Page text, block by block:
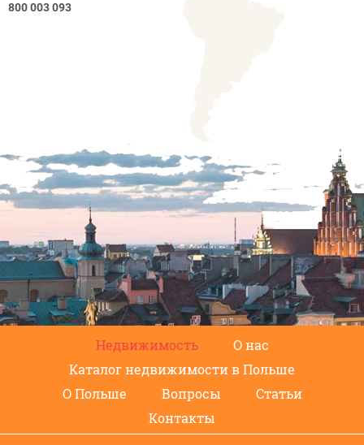
800 003 093
Недвижимость
О нас
Каталог недвижимости в Польше
О Польше
Вопросы
Статьи
Контакты